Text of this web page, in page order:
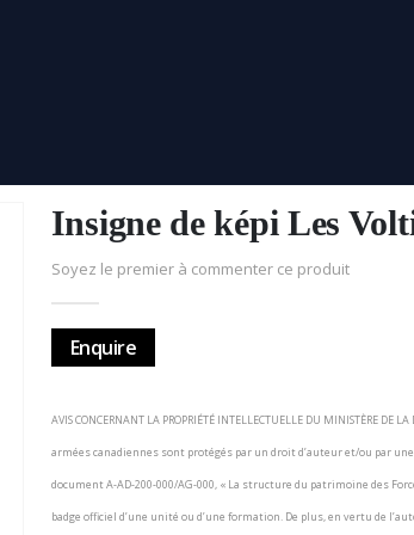
Insigne de képi Les
Soyez le premier à commenter ce produit
Enquire
AVIS CONCERNANT LA PROPRIÉTÉ INTELLECTUELLE DU MINISTÈRE
armées canadiennes sont protégés par un droit d’auteur et/ou par
document A-AD-200-000/AG-000, « La structure du patrimoine des
badge officiel d’une unité ou d’une formation. De plus, en vertu de